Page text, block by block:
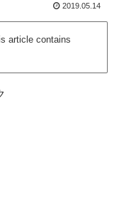
2019.05.14
article contains